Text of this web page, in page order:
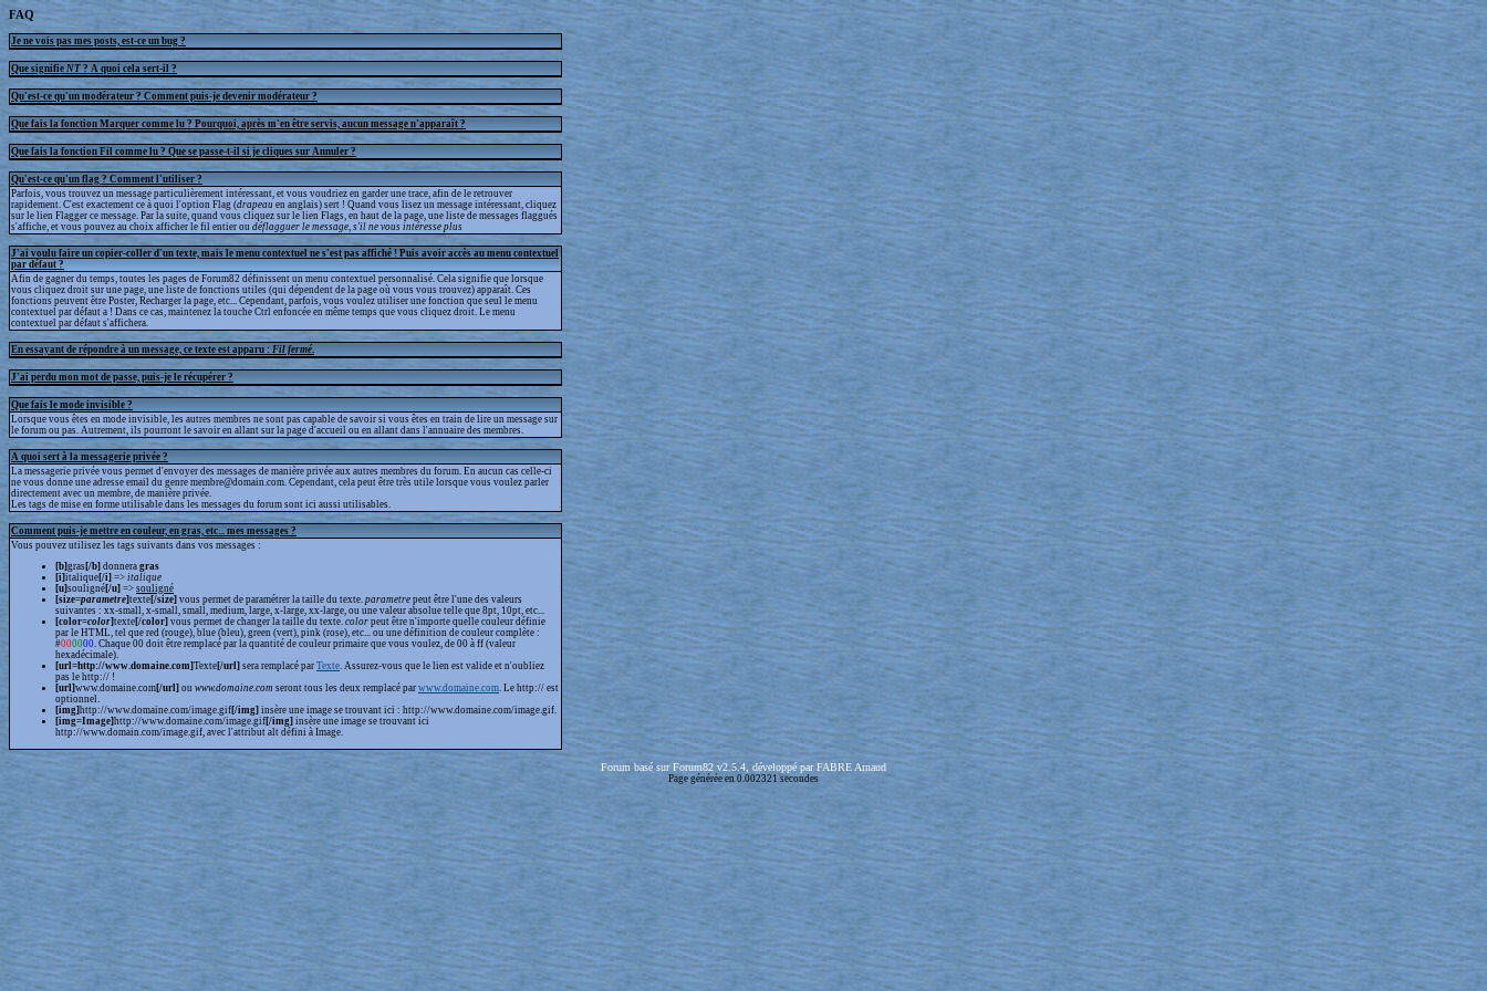
FAQ
Je ne vois pas mes posts, est-ce un bug ?
Que signifie NT ? A quoi cela sert-il ?
Qu'est-ce qu'un modérateur ? Comment puis-je devenir modérateur ?
Que fais la fonction Marquer comme lu ? Pourquoi, après m'en être servis, aucun message n'apparaît ?
Que fais la fonction Fil comme lu ? Que se passe-t-il si je cliques sur Annuler ?
Qu'est-ce qu'un flag ? Comment l'utiliser ?
Parfois, vous trouvez un message particulièrement intéressant, et vous voudriez en garder une trace, afin de le retrouver
rapidement. C'est exactement ce à quoi l'option Flag (drapeau en anglais) sert ! Quand vous lisez un message intéressant, cliquez
sur le lien Flagger ce message. Par la suite, quand vous cliquez sur le lien Flags, en haut de la page, une liste de messages flaggués
s'affiche, et vous pouvez au choix afficher le fil entier ou déflagguer le message, s'il ne vous intéresse plus
J'ai voulu faire un copier-coller d'un texte, mais le menu contextuel ne s'est pas affiché ! Puis avoir accès au menu contextuel
par défaut ?
Afin de gagner du temps, toutes les pages de Forum82 définissent un menu contextuel personnalisé. Cela signifie que lorsque
vous cliquez droit sur une page, une liste de fonctions utiles (qui dépendent de la page où vous vous trouvez) apparaît. Ces
fonctions peuvent être Poster, Recharger la page, etc... Cependant, parfois, vous voulez utiliser une fonction que seul le menu
contextuel par défaut a ! Dans ce cas, maintenez la touche Ctrl enfoncée en même temps que vous cliquez droit. Le menu
contextuel par défaut s'affichera.
En essayant de répondre à un message, ce texte est apparu : Fil fermé
J'ai perdu mon mot de passe, puis-je le récupérer ?
Que fais le mode invisible ?
Lorsque vous êtes en mode invisible, les autres membres ne sont pas capable de savoir si vous êtes en train de lire un message sur
le forum ou pas. Autrement, ils pourront le savoir en allant sur la page d'accueil ou en allant dans l'annuaire des membres.
A quoi sert à la messagerie privée ?
La messagerie privée vous permet d'envoyer des messages de manière privée aux autres membres du forum. En aucun cas celle-ci
ne vous donne une adresse email du genre membre@domain.com. Cependant, cela peut être très utile lorsque vous voulez parler
directement avec un membre, de manière privée.
Les tags de mise en forme utilisable dans les messages du forum sont ici aussi utilisables.
Comment puis-je mettre en couleur, en gras, etc... mes messages ?
Vous pouvez utilisez les tags suivants dans vos messages :
[b]gras[/b] donnera gras
[i]italique[/i] => italique
[u]souligné[/u] => souligné
[size=parametre]texte[/size] vous permet de paramétrer la taille du texte. parametre peut être l'une des valeurs
suivantes : xx-small, x-small, small, medium, large, x-large, xx-large, ou une valeur absolue telle que 8pt, 10pt, etc...
[color=color]texte[/color] vous permet de changer la taille du texte. color peut être n'importe quelle couleur définie
par le HTML, tel que red (rouge), blue (bleu), green (vert), pink (rose), etc... ou une définition de couleur complète :
#000000 . Chaque 00 doit être remplacé par la quantité de couleur primaire que vous voulez, de 00 à ff (valeur
hexadécimale).
[url=http://www.domaine.com]Texte[/url] sera remplacé par Texte . Assurez-vous que le lien est valide et n'oubliez
pas le http:// !
[url]www.domaine.com[/url] ou www.domaine.com seront tous les deux remplacé par www.domaine.com . Le http:// est
optionnel.
[img]http://www.domaine.com/image.gif[/img] insère une image se trouvant ici : http://www.domaine.com/image.gif.
[img=Image]http://www.domaine.com/image.gif[/img] insère une image se trouvant ici
http://www.domain.com/image.gif, avec l'attribut alt défini à Image.
Forum basé sur Forum82 v2.5.4, développé par FABRE Arnaud
Page générée en 0.002321 secondes